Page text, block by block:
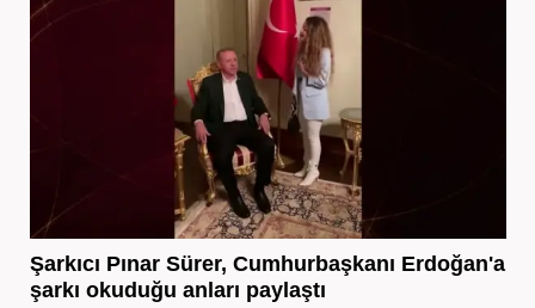
Şarkıcı Pınar Sürer, Cumhurbaşkanı Erdoğan'a
şarkı okuduğu anları paylaştı